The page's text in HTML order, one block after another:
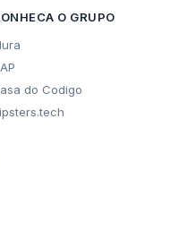
O GRUPO
do Codigo